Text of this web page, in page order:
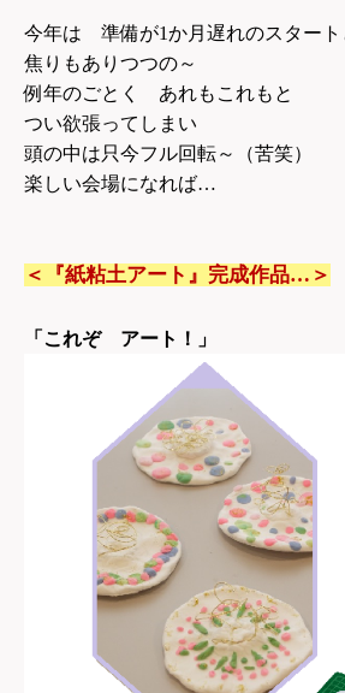
今年は 準備が1か月遅れのスター
焦りもありつつの～
例年のごとく あれもこれもと
つい欲張ってしまい
頭の中は只今フル回転～（苦笑）
楽しい会場になれば…
＜『紙粘土アート』完成作品…＞
「これぞ アート！」